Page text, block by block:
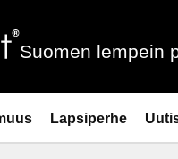
Suomen lempein
Lapsiperhe